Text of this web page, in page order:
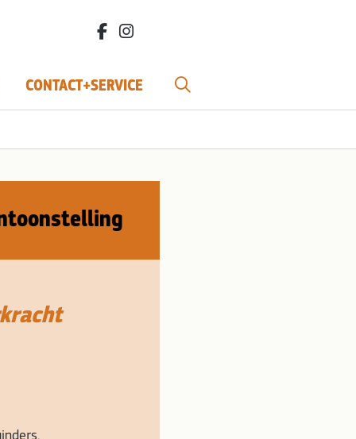
facebook.com/bdvereniging/
instagram.com/leefbiodynamisch/
CONTACT+SERVICE